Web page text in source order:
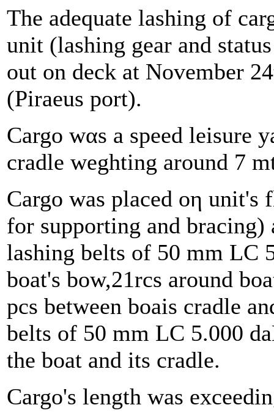
The adequate lashing of
unit (lashing gear and
out οn deck at November
(Piraeus port).
Cargo wαs a speed leisure
cradle weghting around 7
Cargo was placed οη unit's
for supporting and
lashing belts of 50 mm LC
boat's bow,21rcs around
pcs between boais cradle
belts of 50 mm LC 5.000
the boat and its cradle.
Cargo's length was